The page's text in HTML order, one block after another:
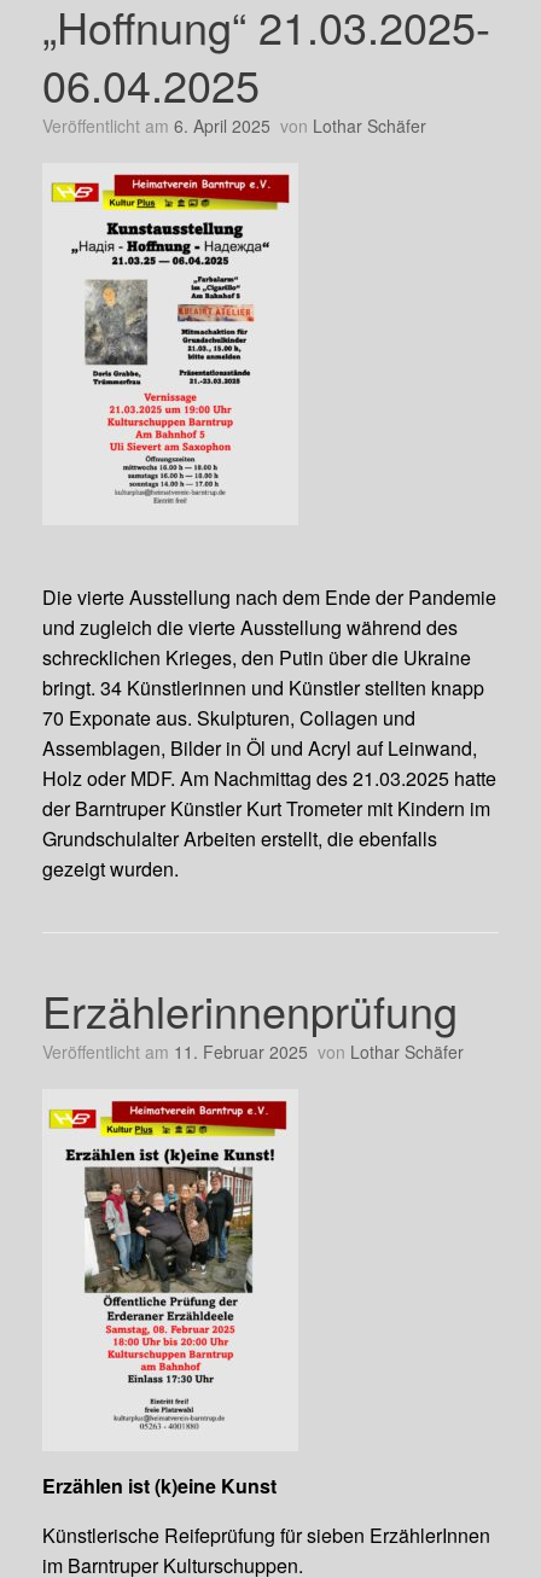
„Hoffnung“ 21.03.2025-
06.04.2025
Veröffentlicht am 6. April 2025 von Lothar Schäfer
Die vierte Ausstellung nach dem Ende der Pandemie
und zugleich die vierte Ausstellung während des
schrecklichen Krieges, den Putin über die Ukraine
bringt. 34 Künstlerinnen und Künstler stellten knapp
70 Exponate aus. Skulpturen, Collagen und
Assemblagen, Bilder in Öl und Acryl auf Leinwand,
Holz oder MDF. Am Nachmittag des 21.03.2025 hatte
der Barntruper Künstler Kurt Trometer mit Kindern im
Grundschulalter Arbeiten erstellt, die ebenfalls
gezeigt wurden.
Erzählerinnenprüfung
Veröffentlicht am 11. Februar 2025 von Lothar Schäfer
Erzählen ist (k)eine Kunst
Künstlerische Reifeprüfung für sieben ErzählerInnen
im Barntruper Kulturschuppen.